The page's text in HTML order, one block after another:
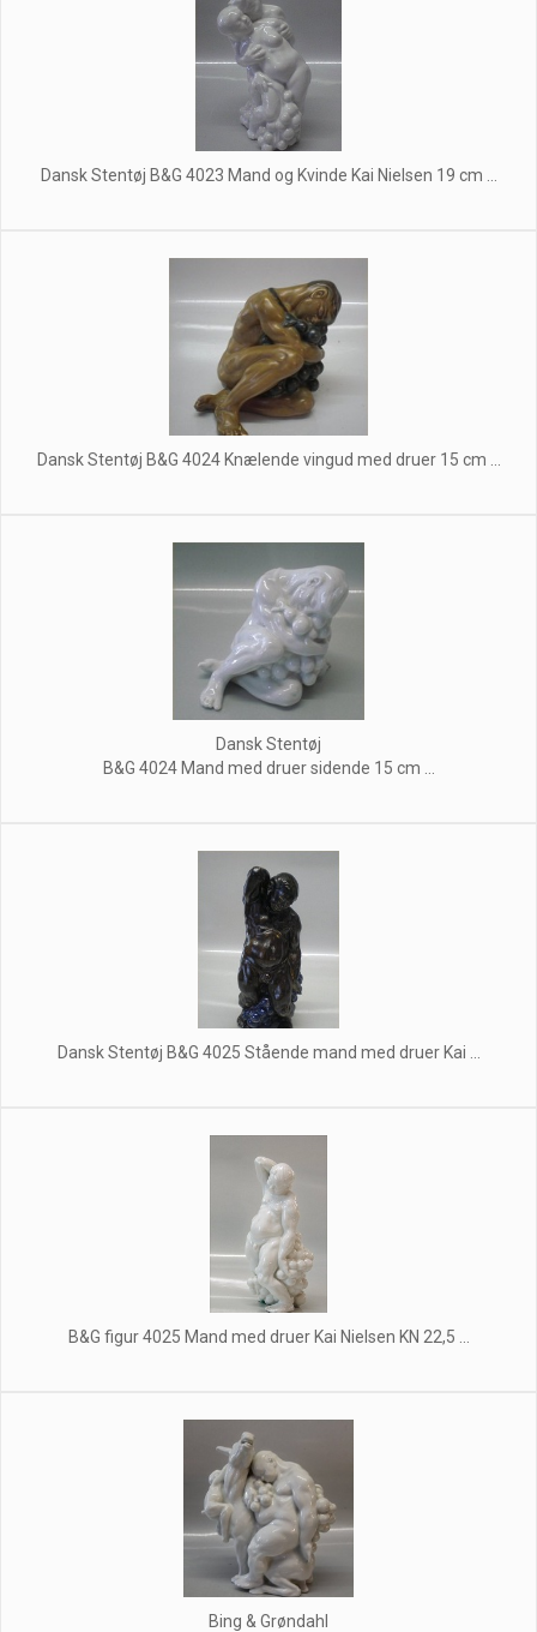
Dansk Stentøj B&G 4023 Mand og Kvinde Kai Nielsen 19 cm ...
Dansk Stentøj B&G 4024 Knælende vingud med druer 15 cm ...
Dansk Stentøj
B&G 4024 Mand med druer sidende 15 cm ...
Dansk Stentøj B&G 4025 Stående mand med druer Kai ...
B&G figur 4025 Mand med druer Kai Nielsen KN 22,5 ...
Bing & Grøndahl